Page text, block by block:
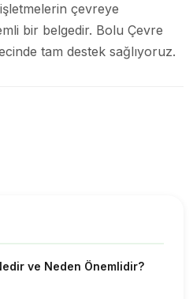
çevreye
bir belgedir. Bolu Çevre
tam destek sağlıyoruz.
ve Neden Önemlidir?